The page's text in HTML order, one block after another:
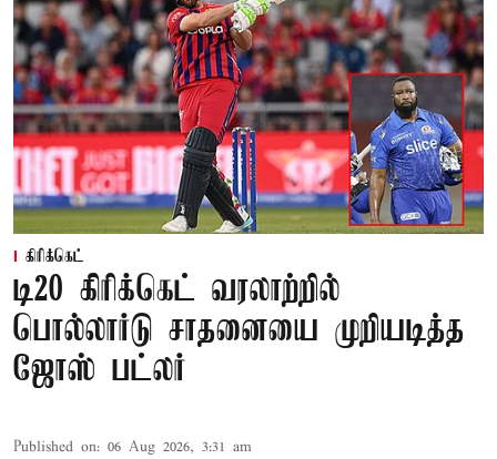
கிரிக்கெட்
டி20 கிரிக்கெட் வரலாற்றில்
பொல்லார்டு சாதனையை முறியடித்த
ஜோஸ் பட்லர்
Published on: 06 Aug 2026, 3:31 am